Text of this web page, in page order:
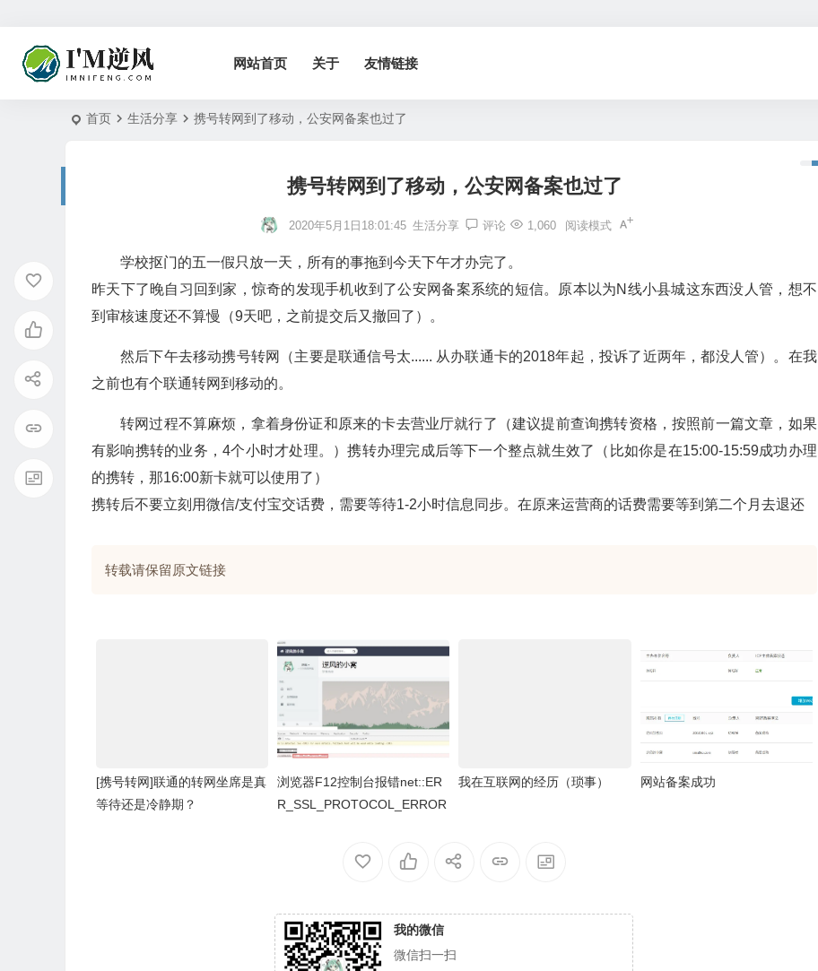
网站首页 关于 友情链接
首页 生活分享 携号转网到了移动，公安网备案也过了
携号转网到了移动，公安网备案也过了
2020年5月1日18:01:45 生活分享 评论 1,060 阅读模式
学校抠门的五一假只放一天，所有的事拖到今天下午才办完了。
昨天下了晚自习回到家，惊奇的发现手机收到了公安网备案系统的短信。原本以为N线小县城这东西没人管，想不
到审核速度还不算慢（9天吧，之前提交后又撤回了）。
然后下午去移动携号转网（主要是联通信号太...... 从办联通卡的2018年起，投诉了近两年，都没人管）。在我
之前也有个联通转网到移动的。
转网过程不算麻烦，拿着身份证和原来的卡去营业厅就行了（建议提前查询携转资格，按照前一篇文章，如果
有影响携转的业务，4个小时才处理。）携转办理完成后等下一个整点就生效了（比如你是在15:00-15:59成功办理
的携转，那16:00新卡就可以使用了）
携转后不要立刻用微信/支付宝交话费，需要等待1-2小时信息同步。在原来运营商的话费需要等到第二个月去退还
转载请保留原文链接
[携号转网]联通的转网坐席是真
等待还是冷静期？
浏览器F12控制台报错net::ER
R_SSL_PROTOCOL_ERROR
我在互联网的经历（琐事） 网站备案成功
我的微信
微信扫一扫